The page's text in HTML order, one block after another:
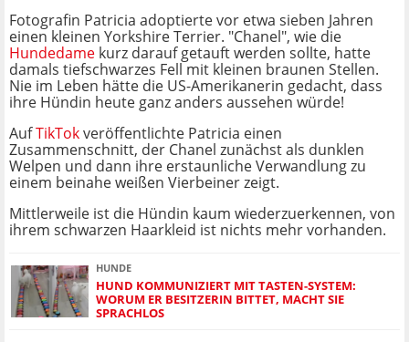
Fotografin Patricia adoptierte vor etwa sieben Jahren
einen kleinen Yorkshire Terrier. "Chanel", wie die
Hundedame kurz darauf getauft werden sollte, hatte
damals tiefschwarzes Fell mit kleinen braunen Stellen.
Nie im Leben hätte die US-Amerikanerin gedacht, dass
ihre Hündin heute ganz anders aussehen würde!
AufTikTokveröffentlichte Patricia einen
Zusammenschnitt, der Chanel zunächst als dunklen
Welpen und dann ihre erstaunliche Verwandlung zu
einem beinahe weißen Vierbeiner zeigt.
Mittlerweile ist die Hündin kaum wiederzuerkennen, von
ihrem schwarzen Haarkleid ist nichts mehr vorhanden.
HUNDE
HUND KOMMUNIZIERT MIT TASTEN-SYSTEM:
WORUM ER BESITZERIN BITTET, MACHT SIE
SPRACHLOS